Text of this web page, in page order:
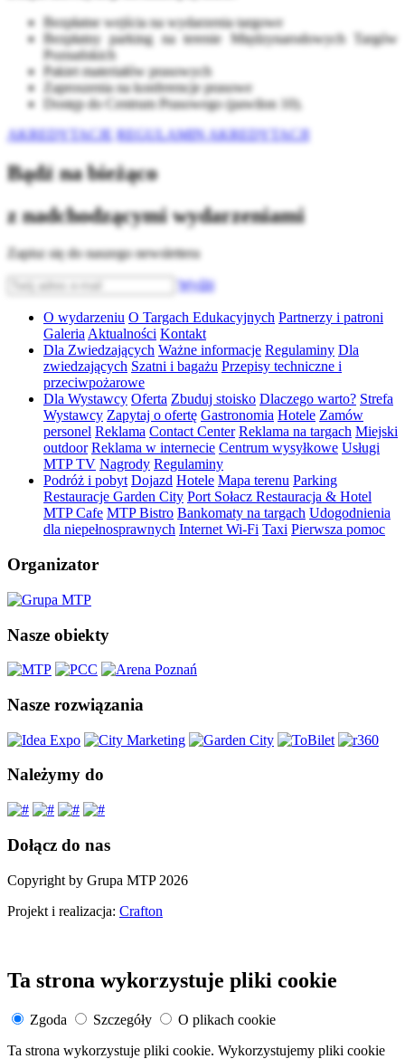
Bezpłatne wejścia na wydarzenia targowe
Bezpłatny parking na terenie Międzynarodowych Targów
Poznańskich
Pakiet materiałów prasowych
Zaproszenia na konferencje prasowe
Dostęp do Centrum Prasowego (pawilon 10).
AKREDYTACJE REGULAMIN AKREDYTACJI
Bądź na bieżąco
z nadchodzącymi wydarzeniami
Zapisz się do naszego newslettera
Wyślij
O wydarzeniu O Targach Edukacyjnych Partnerzy i patroni
GaleriaAktualności Kontakt
Dla Zwiedzających Ważne informacje Regulaminy Dla
zwiedzających Szatni i bagażu Przepisy techniczne i
przeciwpożarowe
Dla Wystawcy Oferta Zbuduj stoisko Dlaczego warto? Strefa
Wystawcy Zapytaj o ofertę Gastronomia Hotele Zamów
personel Reklama Contact Center Reklama na targach Miejski
outdoor Reklama w internecie Centrum wysyłkowe Usługi
MTP TV Nagrody Regulaminy
Podróż i pobyt Dojazd Hotele Mapa terenu Parking
Restauracje Garden City Port Sołacz Restauracja & Hotel
MTP Cafe MTP Bistro Bankomaty na targach Udogodnienia
dla niepełnosprawnych Internet Wi-Fi Taxi Pierwsza pomoc
Organizator
Nasze obiekty
Nasze rozwiązania
Należymy do
Dołącz do nas
Copyright by Grupa MTP 2026
Projekt i realizacja: Crafton
Ta strona wykorzystuje pliki cookie
Zgoda Szczegóły
O plikach cookie
Ta strona wykorzystuje pliki cookie. Wykorzystujemy pliki cookie